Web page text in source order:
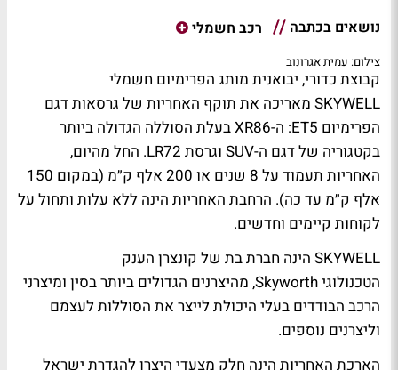
נושאים בכתבה רכב חשמלי
צילום: עמית אגרונוב
קבוצת כדורי, יבואנית מותג הפרימיום חשמלי
SKYWELL מאריכה את תוקף האחריות של גרסאות דגם
הפרימיום ET5: ה-XR86 בעלת הסוללה הגדולה ביותר
בקטגוריה של דגם ה-SUV וגרסת LR72. החל מהיום,
האחריות תעמוד על 8 שנים או 200 אלף ק״מ (במקום 150
אלף ק״מ עד כה). הרחבת האחריות הינה ללא עלות ותחול על
לקוחות קיימים וחדשים.
SKYWELL הינה חברת בת של קונצרן הענק
הטכנולוגי Skyworth, מהיצרנים הגדולים ביותר בסין ומיצרני
הרכב הבודדים בעלי היכולת לייצר את הסוללות לעצמם
וליצרנים נוספים.
הארכת האחריות הינה חלק מצעדי היצרן להגדרת ישראל